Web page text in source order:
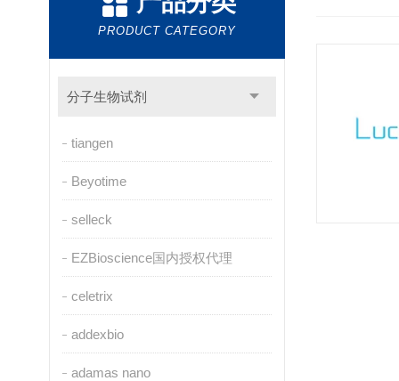
PRODUCT CATEGORY
分子生物试剂
tiangen
Beyotime
selleck
EZBioscience国内授权代理
celetrix
addexbio
adamas nano